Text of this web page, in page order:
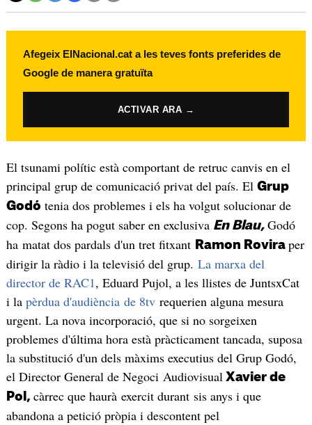
Afegeix ElNacional.cat a les teves fonts preferides de
Google de manera gratuïta
ACTIVAR ARA →
El tsunami polític està comportant de retruc canvis en el
principal grup de comunicació privat del país. El Grup
Godó tenia dos problemes i els ha volgut solucionar de
cop. Segons ha pogut saber en exclusiva En Blau, Godó
ha matat dos pardals d'un tret fitxant Ramon Rovira per
dirigir la ràdio i la televisió del grup. La marxa del
director de RAC1, Eduard Pujol, a les llistes de JuntsxCat
i la pèrdua d'audiència de 8tvrequerien alguna mesura
urgent. La nova incorporació, que si no sorgeixen
problemes d'última hora està pràcticament tancada, suposa
la substitució d'un dels màxims executius del Grup Godó,
el Director General de Negoci Audiovisual Xavier de
Pol, càrrec que haurà exercit durant sis anys i que
abandona a petició pròpia i descontent pel